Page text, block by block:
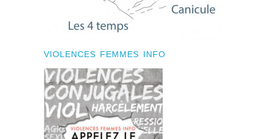
VIOLENCES FEMMES INFO